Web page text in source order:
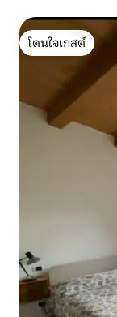
โดนใจเกสต์
โดนใจเกสต์